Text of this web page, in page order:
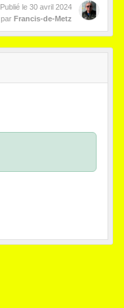
Publié le 30 avril 2024
par Francis-de-Metz